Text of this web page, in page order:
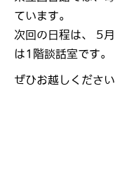
ています。
次回の日程は、 5
は1階談話室です。
ぜひお越しください